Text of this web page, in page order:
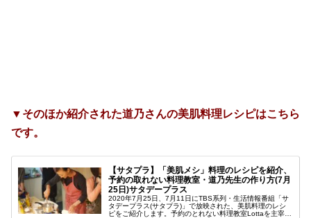
▼そのほか紹介された道乃さんの美肌料理レシピはこちら
です。
【サタプラ】「美肌メシ」料理のレシピを紹介、
予約の取れない料理教室・道乃先生の作り方(7月
25日)サタデープラス
2020年7月25日、7月11日にTBS系列・生活情報番組「サ
タデープラス(サタプラ)」で放映された、美肌料理のレシ
ピをご紹介します。予約のとれない料理教室Lottaを主宰さ